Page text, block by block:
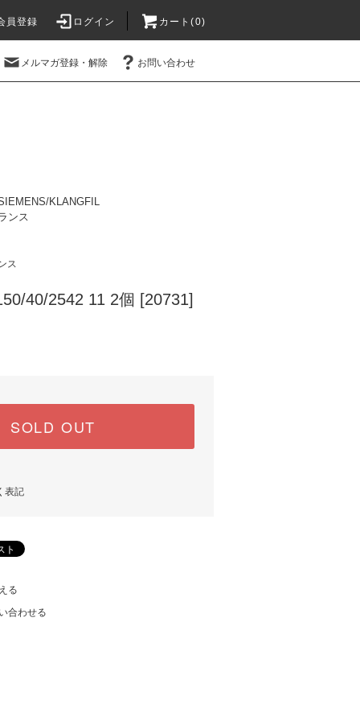
員登録 ログイン カート(0)
メルマガ登録・解除 お問い合わせ
KLANGFIL
ンス
ス
40/2542 11 2個 [20731]
SOLD OUT
表記
る
合わせる